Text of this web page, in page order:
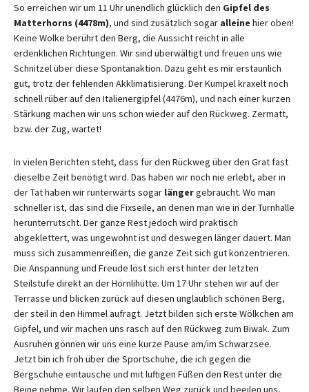
So erreichen wir um 11 Uhr unendlich glücklich den Gipfel des
Matterhorns (4478m), und sind zusätzlich sogar alleine hier oben!
Keine Wolke berührt den Berg, die Aussicht reicht in alle
erdenklichen Richtungen. Wir sind überwältigt und freuen uns wie
Schnitzel über diese Spontanaktion. Dazu geht es mir erstaunlich
gut, trotz der fehlenden Akklimatisierung. Der Kumpel kraxelt noch
schnell rüber auf den Italienergipfel (4476m), und nach einer kurzen
Stärkung machen wir uns schon wieder auf den Rückweg. Zermatt,
bzw. der Zug, wartet!
In vielen Berichten steht, dass für den Rückweg über den Grat fast
dieselbe Zeit benötigt wird. Das haben wir noch nie erlebt, aber in
der Tat haben wir runterwärts sogar längergebraucht. Wo man
schneller ist, das sind die Fixseile, an denen man wie in der Turnhalle
herunterrutscht. Der ganze Rest jedoch wird praktisch
abgeklettert, was ungewohnt ist und deswegen länger dauert. Man
muss sich zusammenreißen, die ganze Zeit sich gut konzentrieren.
Die Anspannung und Freude löst sich erst hinter der letzten
Steilstufe direkt an der Hörnlihütte. Um 17 Uhr stehen wir auf der
Terrasse und blicken zurück auf diesen unglaublich schönen Berg,
der steil in den Himmel aufragt. Jetzt bilden sich erste Wölkchen am
Gipfel, und wir machen uns rasch auf den Rückweg zum Biwak. Zum
Ausruhen gönnen wir uns eine kurze Pause am/im Schwarzsee.
Jetzt bin ich froh über die Sportschuhe, die ich gegen die
Bergschuhe eintausche und mit luftigen Füßen den Rest unter die
Beine nehme. Wir laufen den selben Weg zurück und beeilen uns,